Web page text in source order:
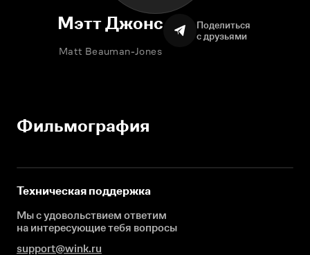
Мэтт Джонс
Matt Beauman-Jones
Поделиться
с друзьями
Фильмография
Техническая поддержка
Мы с удовольствием ответим
на интересующиетебя вопросы
support@wink.ru